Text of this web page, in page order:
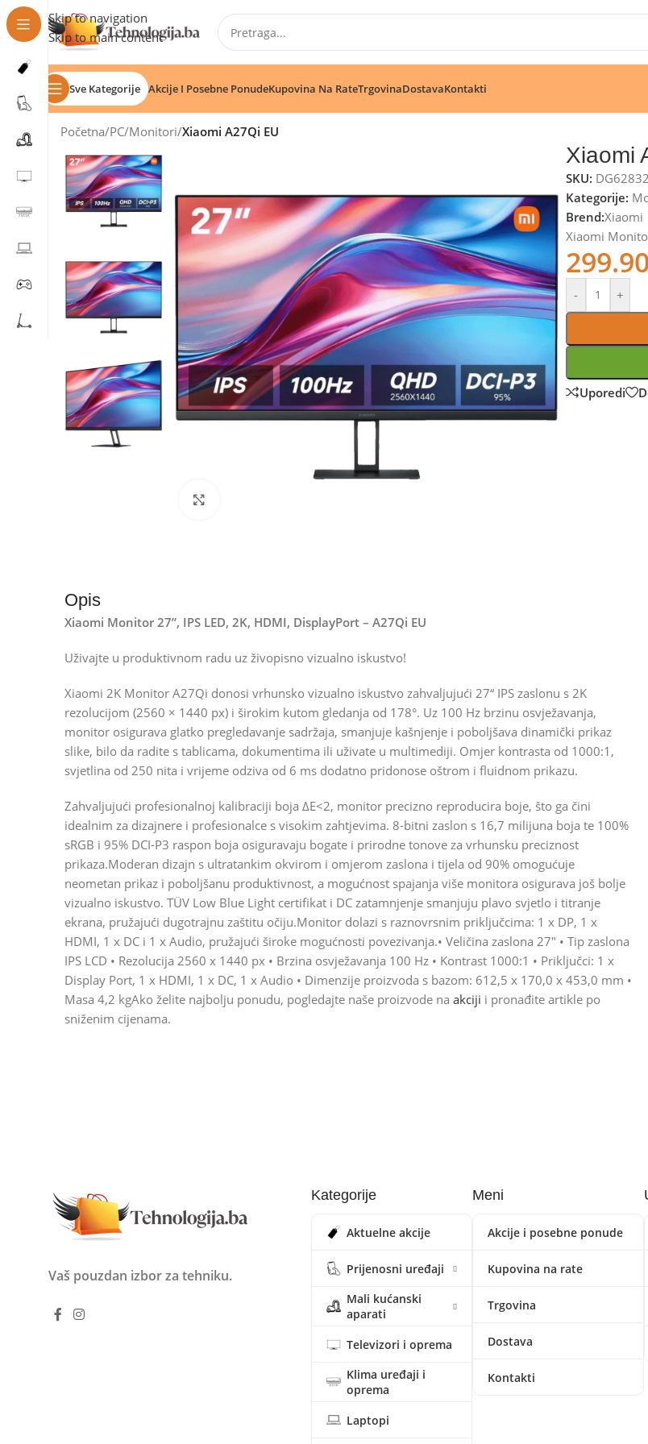
Skip to navigation
Skip to main content
Sve Kategorije Akcije I Posebne PonudeKupovina Na RateTrgovinaDostavaKontakti
Početna/PC/Monitori/Xiaomi A27Qi EU
Xiaomi
SKU: DG62832
Kategorije:
Brend:Xiaomi
Xiaomi
299.90
- +
Uporedi
Opis
Xiaomi Monitor 27”, IPS LED, 2K, HDMI, DisplayPort – A27Qi EU
Uživajte u produktivnom radu uz živopisno vizualno iskustvo!
Xiaomi 2K Monitor A27Qi donosi vrhunsko vizualno iskustvo zahvaljujući 27“ IPS zaslonu s 2K
rezolucijom (2560 × 1440 px) i širokim kutom gledanja od 178°. Uz 100 Hz brzinu osvježavanja,
monitor osigurava glatko pregledavanje sadržaja, smanjuje kašnjenje i poboljšava dinamički prikaz
slike, bilo da radite s tablicama, dokumentima ili uživate u multimediji. Omjer kontrasta od 1000:1,
svjetlina od 250 nita i vrijeme odziva od 6 ms dodatno pridonose oštrom i fluidnom prikazu.
Zahvaljujući profesionalnoj kalibraciji boja ΔE<2, monitor precizno reproducira boje, što ga čini
idealnim za dizajnere i profesionalce s visokim zahtjevima. 8-bitni zaslon s 16,7 milijuna boja te 100%
sRGB i 95% DCI-P3 raspon boja osiguravaju bogate i prirodne tonove za vrhunsku preciznost
prikaza.Moderan dizajn s ultratankim okvirom i omjerom zaslona i tijela od 90% omogućuje
neometan prikaz i poboljšanu produktivnost, a mogućnost spajanja više monitora osigurava još bolje
vizualno iskustvo. TÜV Low Blue Light certifikat i DC zatamnjenje smanjuju plavo svjetlo i titranje
ekrana, pružajući dugotrajnu zaštitu očiju.Monitor dolazi s raznovrsnim priključcima: 1 x DP, 1 x
HDMI, 1 x DC i 1 x Audio, pružajući široke mogućnosti povezivanja.• Veličina zaslona 27" • Tip zaslona
IPS LCD • Rezolucija 2560 x 1440 px • Brzina osvježavanja 100 Hz • Kontrast 1000:1 • Priključci: 1 x
Display Port, 1 x HDMI, 1 x DC, 1 x Audio • Dimenzije proizvoda s bazom: 612,5 x 170,0 x 453,0 mm •
Masa 4,2 kgAko želite najbolju ponudu, pogledajte naše proizvode na akciji i pronađite artikle po
sniženim cijenama.
Vaš pouzdan izbor za tehniku.
Kategorije
Aktuelne akcije
Prijenosni uređaji
Mali kućanski
aparati
Televizori i oprema
Klima uređaji i
oprema
Laptopi
Meni
Akcije i posebne ponude
Kupovina na rate
Trgovina
Dostava
Kontakti